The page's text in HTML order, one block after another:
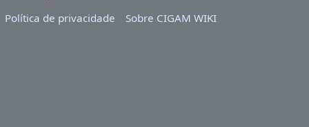
Política de privacidade
Sobre CIGAM WIKI